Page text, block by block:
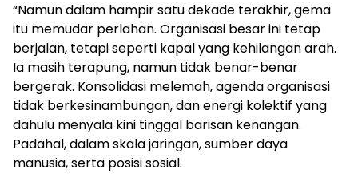
“Namun dalam hampir satu dekade terakhir, gema
itu memudar perlahan. Organisasi besar ini tetap
berjalan, tetapi seperti kapal yang kehilangan arah.
Ia masih terapung, namun tidak benar-benar
bergerak. Konsolidasi melemah, agenda organisasi
tidak berkesinambungan, dan energi kolektif yang
dahulu menyala kini tinggal barisan kenangan.
Padahal, dalam skala jaringan, sumber daya
manusia, serta posisi sosial.